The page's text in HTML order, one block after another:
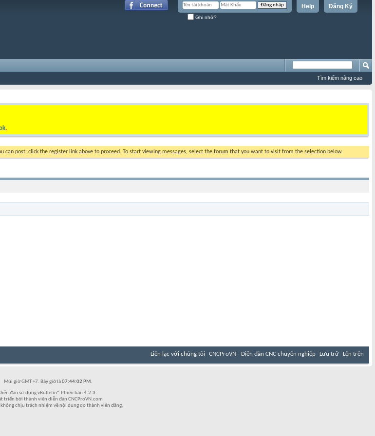
Đăng Ký
Help
Ghi nhớ?
Tìm kiếm nâng cao
.
can post: click the register link above to proceed. To start viewing messages, select the forum that you want to visit from the selection below.
Liên lạc với chúng tôi CNCProVN - Diễn đàn CNC chuyên nghiệp Lưu trữ Lên trên
Múi giờ GMT +7. Bây giờ là07:44:02 PM.
đàn sử dụng vBulletin® Phiên bản 4.2.3.
triển bởi thành viên diễn đàn CNCProVN.com
chịu trách nhiệm về nội dung do thành viên đăng.